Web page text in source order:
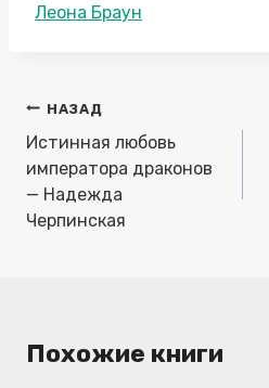
Метки
Леона Браун
Навигация
по
записям
НАЗАД
Истинная любовь
императора драконов
— Надежда
Черпинская
Похожие книги